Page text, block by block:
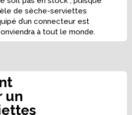
de sèche-serviettes
d’un connecteur est
à tout le monde.
un